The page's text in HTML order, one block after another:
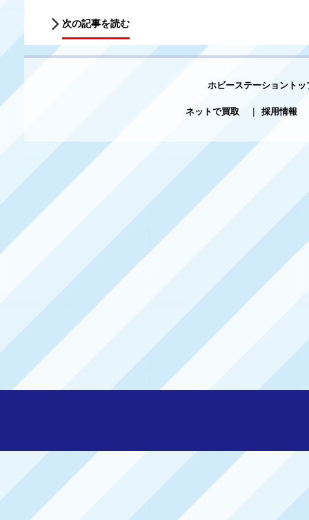
次の記事を読む
ホビーステーショントッ
ネットで買取
| 採用情報